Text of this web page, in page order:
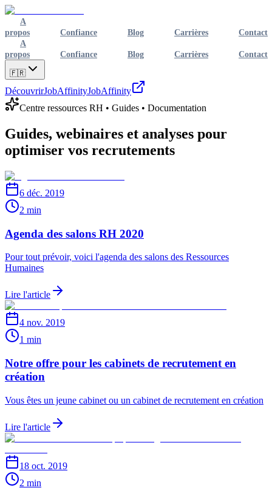
A
propos
Confiance Blog Carrières
Contact
A
propos
Confiance Blog Carrières Contact
🇫🇷
DécouvrirJobAffinityJobAffinity
Centre ressources RH • Guides • Documentation
Guides, webinaires et analyses pour
optimiser vos recrutements
6 déc. 2019
2 min
Agenda des salons RH 2020
Pour tout prévoir, voici l'agenda des salons des Ressources
Humaines
Lire l'article
4 nov. 2019
1 min
Notre offre pour les cabinets de recrutement en
création
Vous êtes un jeune cabinet ou un cabinet de recrutement en création
Lire l'article
18 oct. 2019
2 min